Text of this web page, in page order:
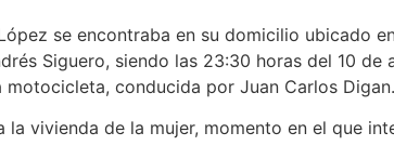
se encontraba en su domicilio ubicado
Siguero, siendo las 23:30 horas del 10
conducida por Juan Carlos Digan.
vivienda de la mujer, momento en el que